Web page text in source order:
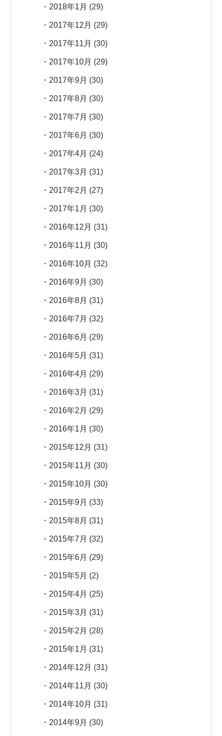
2018年1月 (29)
2017年12月 (29)
2017年11月 (30)
2017年10月 (29)
2017年9月 (30)
2017年8月 (30)
2017年7月 (30)
2017年6月 (30)
2017年4月 (24)
2017年3月 (31)
2017年2月 (27)
2017年1月 (30)
2016年12月 (31)
2016年11月 (30)
2016年10月 (32)
2016年9月 (30)
2016年8月 (31)
2016年7月 (32)
2016年6月 (29)
2016年5月 (31)
2016年4月 (29)
2016年3月 (31)
2016年2月 (29)
2016年1月 (30)
2015年12月 (31)
2015年11月 (30)
2015年10月 (30)
2015年9月 (33)
2015年8月 (31)
2015年7月 (32)
2015年6月 (29)
2015年5月 (2)
2015年4月 (25)
2015年3月 (31)
2015年2月 (28)
2015年1月 (31)
2014年12月 (31)
2014年11月 (30)
2014年10月 (31)
2014年9月 (30)